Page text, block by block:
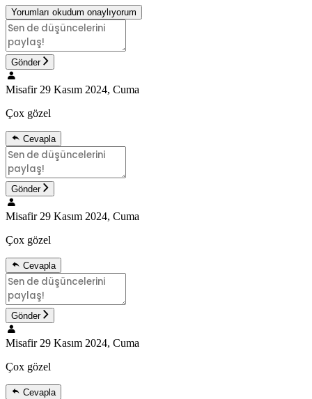
Yorumları okudum onaylıyorum
Gönder
Misafir 29 Kasım 2024, Cuma
Çox gözel
Cevapla
Gönder
Misafir 29 Kasım 2024, Cuma
Çox gözel
Cevapla
Gönder
Misafir 29 Kasım 2024, Cuma
Çox gözel
Cevapla